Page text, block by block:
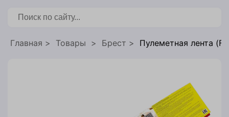
Главная Товары Брест Пулеметная лента